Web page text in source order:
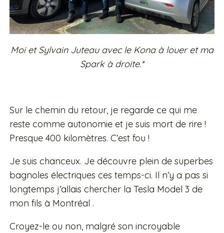
Moi et Sylvain Juteau avec le Kona à louer et ma
Spark à droite.*
Sur le chemin du retour, je regarde ce qui me
reste comme autonomie et je suis mort de rire !
Presque 400 kilomètres. C’est fou !
Je suis chanceux. Je découvre plein de superbes
bagnoles électriques ces temps-ci. Il n’y a pas si
longtemps j’allais chercher la Tesla Model 3 de
mon fils à Montréal .
Croyez-le ou non, malgré son incroyable